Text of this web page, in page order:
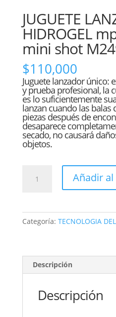
JUGUETE
HIDROGEL
mini shot
$110,000
Juguete lanzador único:
y prueba profesional, la
es lo suficientemente
lanzan cuando las balas
piezas después de
desaparece
secado, no causará
objetos.
LANZA
electric
M249
COLOR
Añadir
Categoría: TECNOLOGIA
Descripción
Descripción